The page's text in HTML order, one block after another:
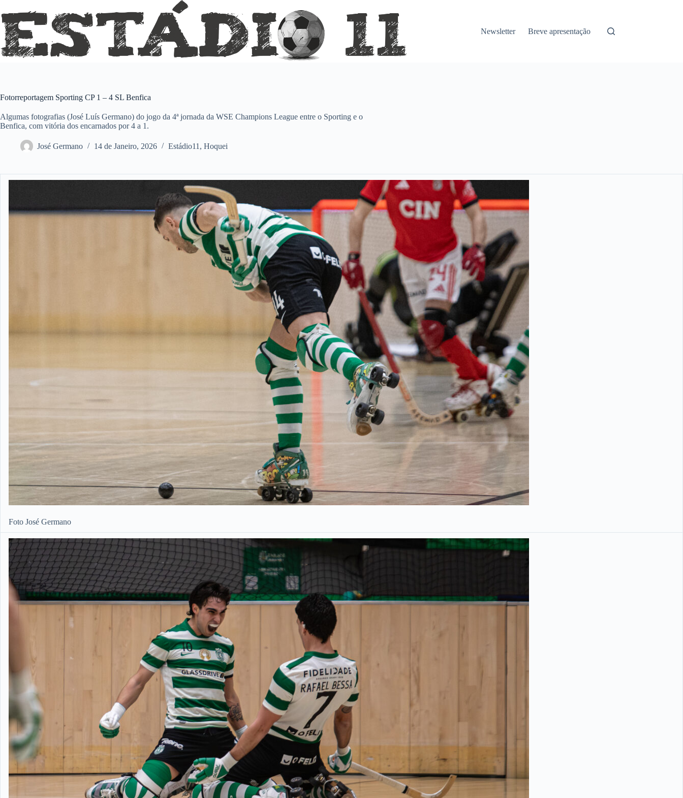
para
o
conteúdo
Newsletter Breve apresentação
Fotorreportagem Sporting CP 1 – 4 SL Benfica
Algumas fotografias (José Luís Germano) do jogo da 4ª jornada da WSE Champions League entre o Sporting e o
Benfica, com vitória dos encarnados por 4 a 1.
José Germano 14 de Janeiro, 2026 Estádio11 , Hoquei
Foto José Germano